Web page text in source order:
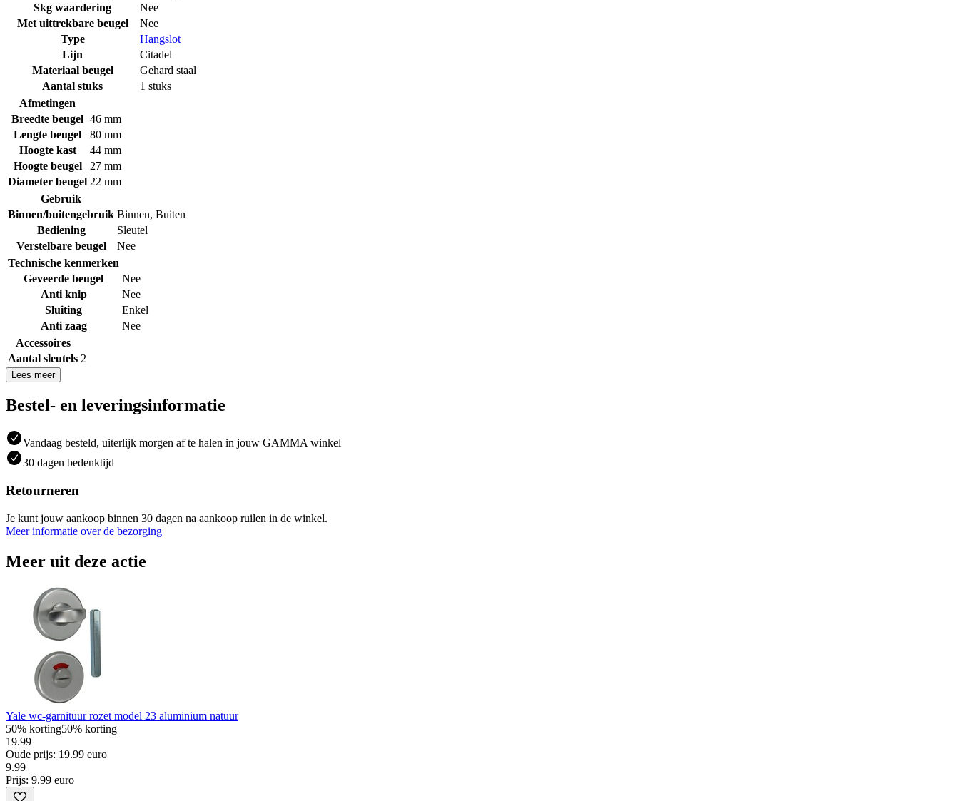
Skg waardering
Nee
Met uittrekbare beugel
Nee
Type
Hangslot
Lijn
Citadel
Materiaal beugel
Gehard staal
Aantal stuks
1 stuks
Afmetingen
Breedte beugel 46 mm
Lengte beugel
80 mm
Hoogte kast
44 mm
Hoogte beugel
27 mm
Diameter beugel 22 mm
Gebruik
Binnen/buitengebruik Binnen, Buiten
Bediening
Sleutel
Verstelbare beugel
Nee
Technische kenmerken
Geveerde beugel
Nee
Anti knip
Nee
Sluiting
Enkel
Anti zaag
Nee
Accessoires
Aantal sleutels 2
Lees meer
Bestel- en leveringsinformatie
Vandaag besteld, uiterlijk morgen af te halen in jouw GAMMA winkel
30 dagen bedenktijd
Retourneren
Je kunt jouw aankoop binnen 30 dagen na aankoop ruilen in de winkel.
Meer informatie over de bezorging
Meer uit deze actie
Yale wc-garnituur rozet model 23 aluminium natuur
50% korting50% korting
19.99
Oude prijs: 19.99 euro
9.99
Prijs: 9.99 euro